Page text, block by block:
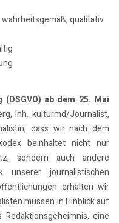
qualitativ
ab dem 25. Mai
Inh. kulturmd/Journalist,
dass wir nach dem
beinhaltet nicht nur
sondern auch andere
unserer journalistischen
erhalten wir
müssen in Hinblick auf
eine